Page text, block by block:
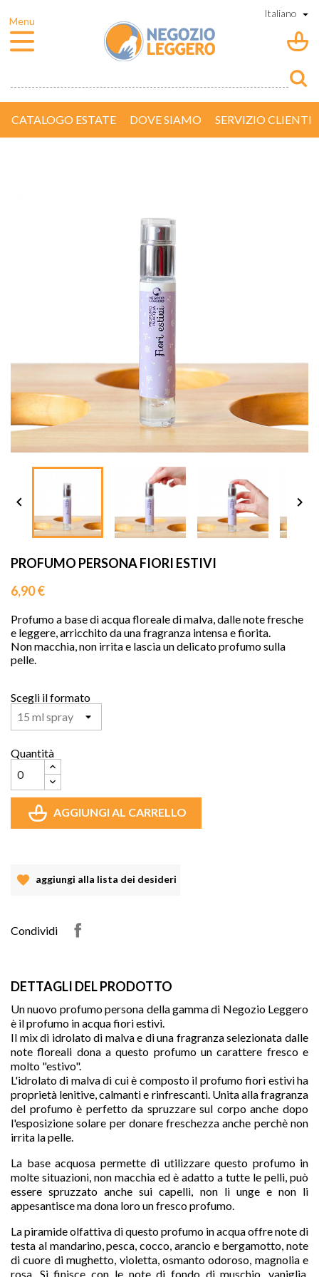


CATALOGO ESTATE DOVE SIAMO SERVIZIO CLIENTI
 
PROFUMO PERSONA FIORI ESTIVI
6,90 €
Profumo a base di acqua floreale di malva, dalle note fresche
e leggere, arricchito da una fragranza intensa e fiorita.
Non macchia, non irrita e lascia un delicato profumo sulla
pelle.
Scegli il formato
Quantità

AGGIUNGI AL CARRELLO
favorite
aggiungi alla lista dei desideri
Condividi
DETTAGLI DEL PRODOTTO
Un nuovo profumo persona della gamma di Negozio Leggero
è il profumo in acqua fiori estivi.
Il mix di idrolato di malva e di una fragranza selezionata dalle
note floreali dona a questo profumo un carattere fresco e
molto "estivo".
L'idrolato di malva di cui è composto il profumo fiori estivi ha
proprietà lenitive, calmanti e rinfrescanti. Unita alla fragranza
del profumo è perfetto da spruzzare sul corpo anche dopo
l'esposizione solare per donare freschezza anche perchè non
irrita la pelle.
La base acquosa permette di utilizzare questo profumo in
molte situazioni, non macchia ed è adatto a tutte le pelli, può
essere spruzzato anche sui capelli, non li unge e non li
appesantisce ma dona loro un fresco profumo.
La piramide olfattiva di questo profumo in acqua offre note di
testa al mandarino, pesca, cocco, arancio e bergamotto, note
di cuore di mughetto, violetta, osmanto odoroso, magnolia e
rosa. Si finisce con le note di fondo di muschio, vaniglia,